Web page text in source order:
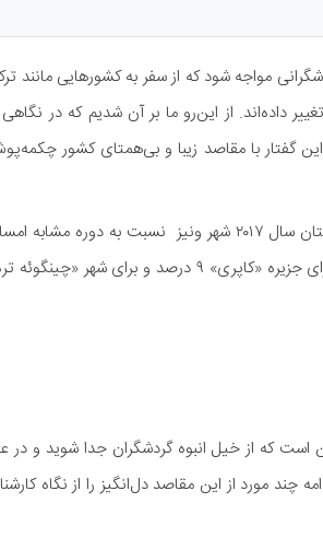
مواجه شود که از سفر به کشورهایی مانند
داده‌اند. از این‌رو ما بر آن شدیم که در نگاهی
گفتار با مقاصد زیبا و بی‌همتای کشور
درصد گردشگر بیشتر به خود جذب کند. این آمار برای شهر فلورانس ۶ درصد، برای جزیره «کاپری» ۹ درصد و برای
این است که از خیل انبوه گردشگران جدا شوید و
چند مورد از این مقاصد دل‌انگیز را از نگاه